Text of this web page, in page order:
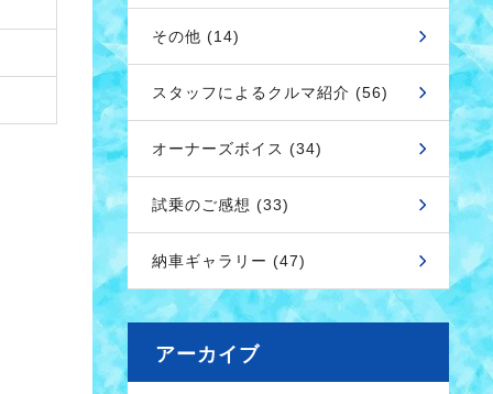
その他 (14)
スタッフによるクルマ紹介 (56)
オーナーズボイス (34)
試乗のご感想 (33)
納車ギャラリー (47)
アーカイブ